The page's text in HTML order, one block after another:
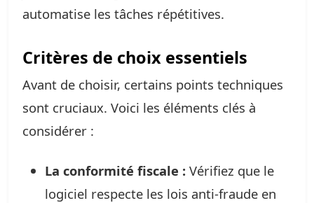
automatise les tâches répétitives.
Critères de choix essentiels
Avant de choisir, certains points techniques
sont cruciaux. Voici les éléments clés à
considérer :
La conformité fiscale : Vérifiez que le
logiciel respecte les lois anti-fraude en